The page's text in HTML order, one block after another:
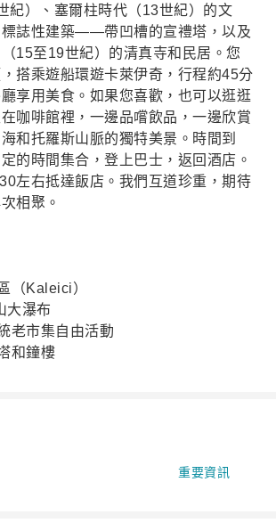
紀）、塞爾柱時代（13世紀）的文
標誌性建築——帶凹槽的宣禮塔，以及
15至19世紀）的清真寺和民居。您
搭乘遊船環遊卡萊伊奇，行程約45分
享用美食。如果您喜歡，也可以逛逛
咖啡館裡，一邊品嚐飲品，一邊欣賞
和托羅斯山脈的獨特美景。時間到
的時間集合，登上巴士，返回酒店。
左右抵達飯店。我們互道珍重，期待
相聚。
（Kaleici）
大瀑布
老市集自由活動
和鐘樓
重要資訊